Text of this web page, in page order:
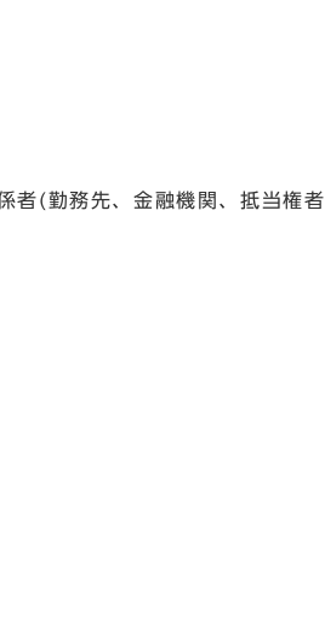
者(勤務先、金融機関、抵当権者